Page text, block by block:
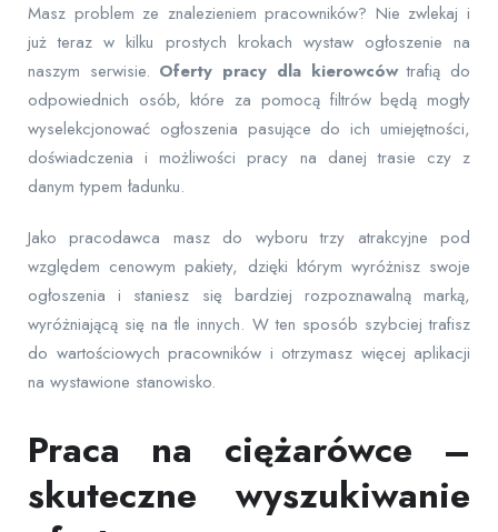
Masz problem ze znalezieniem pracowników? Nie zwlekaj i
już teraz w kilku prostych krokach wystaw ogłoszenie na
naszym serwisie. Oferty pracy dla kierowcówtrafią do
odpowiednich osób, które za pomocą filtrów będą mogły
wyselekcjonować ogłoszenia pasujące do ich umiejętności,
doświadczenia i możliwości pracy na danej trasie czy z
danym typem ładunku.
Jako pracodawca masz do wyboru trzy atrakcyjne pod
względem cenowym pakiety, dzięki którym wyróżnisz swoje
ogłoszenia i staniesz się bardziej rozpoznawalną marką,
wyróżniającą się na tle innych. W ten sposób szybciej trafisz
do wartościowych pracowników i otrzymasz więcej aplikacji
na wystawione stanowisko.
Praca na ciężarówce –
skuteczne wyszukiwanie